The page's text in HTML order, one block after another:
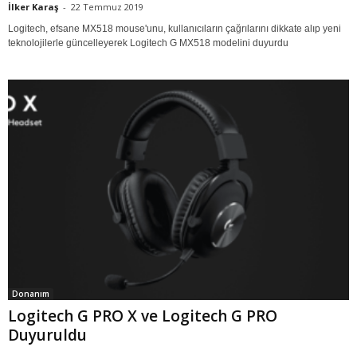
İlker Karaş - 22 Temmuz 2019
Logitech, efsane MX518 mouse'unu, kullanıcıların çağrılarını dikkate alıp yeni
teknolojilerle güncelleyerek Logitech G MX518 modelini duyurdu
Donanım
Logitech G PRO X ve Logitech G PRO
Duyuruldu